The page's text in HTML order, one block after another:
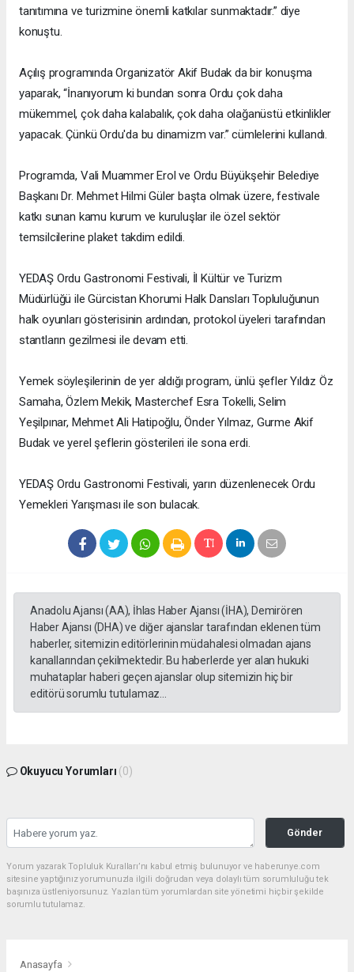
tanıtımına ve turizmine önemli katkılar sunmaktadır.” diye
konuştu.
Açılış programında Organizatör Akif Budak da bir konuşma
yaparak, “İnanıyorum ki bundan sonra Ordu çok daha
mükemmel, çok daha kalabalık, çok daha olağanüstü etkinlikler
yapacak. Çünkü Ordu'da bu dinamizm var.” cümlelerini kullandı.
Programda, Vali Muammer Erol ve Ordu Büyükşehir Belediye
Başkanı Dr. Mehmet Hilmi Güler başta olmak üzere, festivale
katkı sunan kamu kurum ve kuruluşlar ile özel sektör
temsilcilerine plaket takdim edildi.
YEDAŞ Ordu Gastronomi Festivali, İl Kültür ve Turizm
Müdürlüğü ile Gürcistan Khorumi Halk Dansları Topluluğunun
halk oyunları gösterisinin ardından, protokol üyeleri tarafından
stantların gezilmesi ile devam etti.
Yemek söyleşilerinin de yer aldığı program, ünlü şefler Yıldız Öz
Samaha, Özlem Mekik, Masterchef Esra Tokelli, Selim
Yeşilpınar, Mehmet Ali Hatipoğlu, Önder Yılmaz, Gurme Akif
Budak ve yerel şeflerin gösterileri ile sona erdi.
YEDAŞ Ordu Gastronomi Festivali, yarın düzenlenecek Ordu
Yemekleri Yarışması ile son bulacak.
Anadolu Ajansı (AA), İhlas Haber Ajansı (İHA), Demirören
Haber Ajansı (DHA) ve diğer ajanslar tarafından eklenen tüm
haberler, sitemizin editörlerinin müdahalesi olmadan ajans
kanallarından çekilmektedir. Bu haberlerde yer alan hukuki
muhataplar haberi geçen ajanslar olup sitemizin hiç bir
editörü sorumlu tutulamaz...
Okuyucu Yorumları (0)
Gönder
Yorum yazarak Topluluk Kuralları’nı kabul etmiş bulunuyor ve haberunye.com
sitesine yaptığınız yorumunuzla ilgili doğrudan veya dolaylı tüm sorumluluğu tek
başınıza üstleniyorsunuz. Yazılan tüm yorumlardan site yönetimi hiçbir şekilde
sorumlu tutulamaz.
Anasayfa